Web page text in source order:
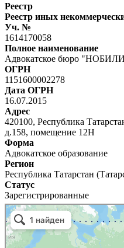
Реестр
Реестр иных
Уч. №
1614170058
Полное наименование
Адвокатское бюро
ОГРН
1151600002278
Дата ОГРН
16.07.2015
Адрес
420100, Республика
д.158, помещение 12Н
Форма
Адвокатское образование
Регион
Республика Татарстан
Статус
Зарегистрированные